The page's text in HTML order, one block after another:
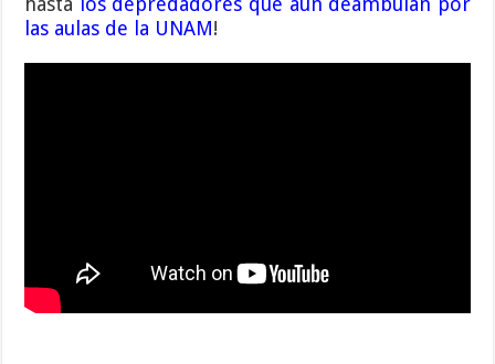
las aulas de la UNAM!